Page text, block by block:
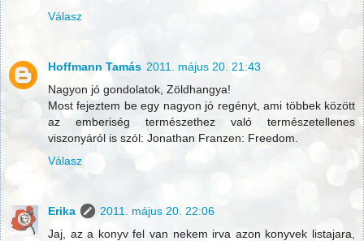
Válasz
Hoffmann Tamás 2011. május 20. 21:43
Nagyon jó gondolatok, Zöldhangya!
Most fejeztem be egy nagyon jó regényt, ami többek között
az emberiség természethez való természetellenes
viszonyáról is szól: Jonathan Franzen: Freedom.
Válasz
Erika
2011. május 20. 22:06
Jaj, az a konyv fel van nekem irva azon konyvek listajara,